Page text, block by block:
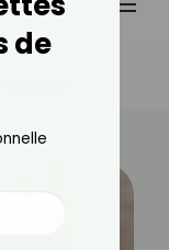
!
de